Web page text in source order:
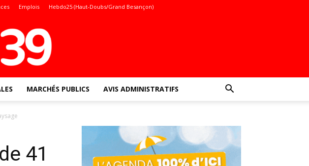
Emplois Hebdo25 (Haut-Doubs/Grand Besançon)
MARCHÉS PUBLICS AVIS ADMINISTRATIFS
41